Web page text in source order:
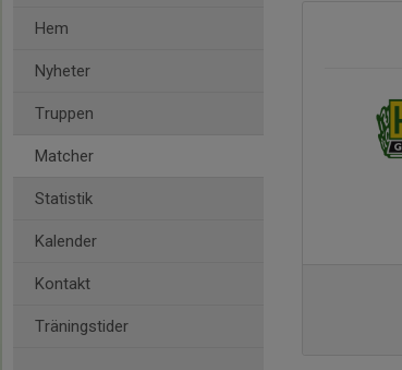
Hem
Nyheter
Truppen
Matcher
Statistik
Kalender
Kontakt
Träningstider